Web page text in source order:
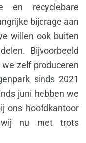
en recyclebare
bijdrage aan
willen ook buiten
Bijvoorbeeld
zelf produceren
sinds 2021
juni hebben we
ons hoofdkantoor
wij nu met trots